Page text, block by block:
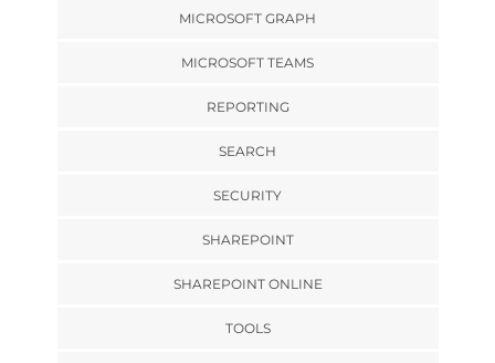
MICROSOFT GRAPH
MICROSOFT TEAMS
REPORTING
SEARCH
SECURITY
SHAREPOINT
SHAREPOINT ONLINE
TOOLS